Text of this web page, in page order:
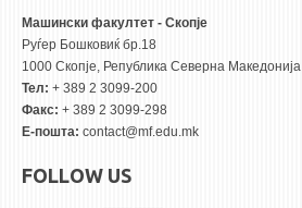
Машински факултет - Скопје
Руѓер Бошковиќ бр.18
1000 Скопје, Република Северна Македонија
Тел: + 389 2 3099-200
Факс: + 389 2 3099-298
Е-пошта: contact@mf.edu.mk
FOLLOW US